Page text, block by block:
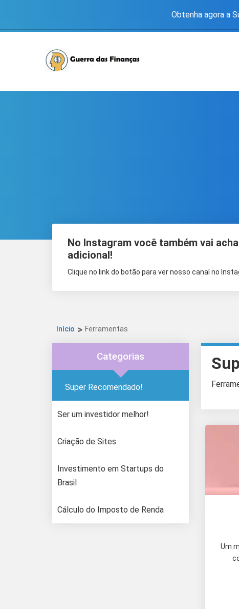
Obtenha agora a
No Instagram você também vai
adicional!
Clique no link do botão para ver nosso canal no
Início Ferramentas
Categorias
Super Recomendado!
Ser um investidor melhor!
Criação de Sites
Investimento em Startups do
Brasil
Cálculo do Imposto de Renda
Um